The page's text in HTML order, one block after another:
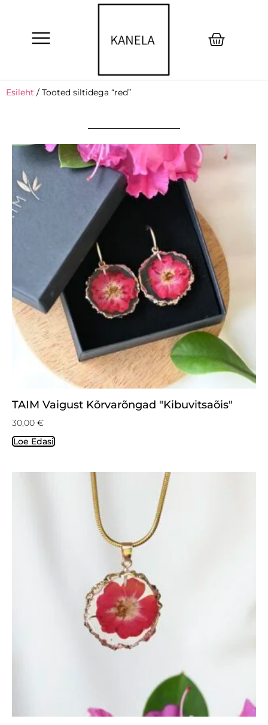
Esileht / Tooted siltidega “red”
TAIM Vaigust Kõrvarõngad "Kibuvitsaõis"
30,00 €
Loe Edasi